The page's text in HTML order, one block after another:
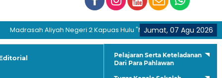
Jumat, 07 Agu 2026
Aliyah Negeri 2 Kapuas Hulu "Membentuk Generasi Hijrah
Pelajaran Serta Keteladanan
Dari Para Pahlawan